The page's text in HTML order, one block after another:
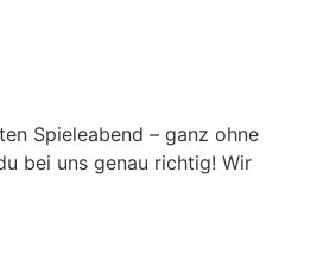
Spieleabend – ganz ohne
bei uns genau richtig! Wir